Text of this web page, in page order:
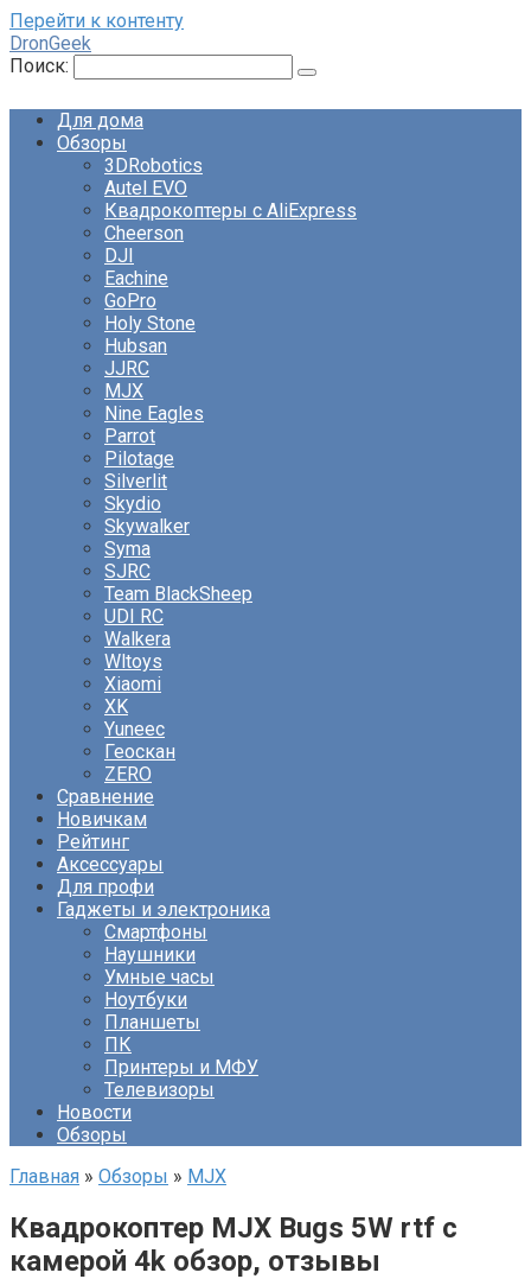
Перейти к контенту
DronGeek
Поиск:
Для дома
Обзоры
3DRobotics
Autel EVO
Квадрокоптеры с AliExpress
Cheerson
DJI
Eachine
GoPro
Holy Stone
Hubsan
JJRC
MJX
Nine Eagles
Parrot
Pilotage
Silverlit
Skydio
Skywalker
Syma
SJRC
Team BlackSheep
UDI RC
Walkera
Wltoys
Xiaomi
XK
Yuneec
Геоскан
ZERO
Сравнение
Новичкам
Рейтинг
Аксессуары
Для профи
Гаджеты и электроника
Смартфоны
Наушники
Умные часы
Ноутбуки
Планшеты
ПК
Принтеры и МФУ
Телевизоры
Новости
Обзоры
Главная » Обзоры » MJX
Квадрокоптер MJX Bugs 5W rtf с
камерой 4k обзор, отзывы